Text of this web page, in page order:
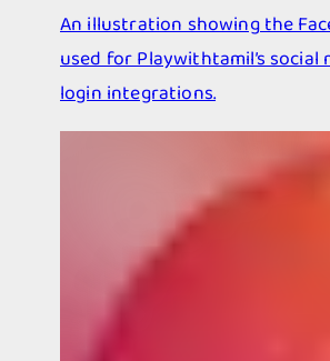
An illustration showing the
used for Playwithtamil’s social
login integrations.